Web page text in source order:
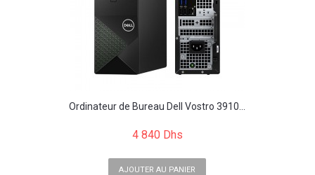
Ordinateur de Bureau Dell Vostro 3910...
4 840 Dhs
AJOUTER AU PANIER